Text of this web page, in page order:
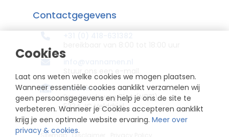
Cookies
Laat ons weten welke cookies we mogen plaatsen.
Wanneer essentiële cookies aanklikt verzamelen wij
geen persoonsgegevens en help je ons de site te
verbeteren. Wanneer je Cookies accepteren aanklikt
krijg je een optimale website ervaring. Meer over
privacy & cookies.
Contactgegevens
Bezoek ons
Provincialeweg 31-A (N831)
5334 JC Velddriel
Sitemap Disclaimer